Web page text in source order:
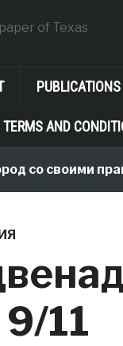
of Texas
PUBLICATIONS
TERMS AND
своими
11